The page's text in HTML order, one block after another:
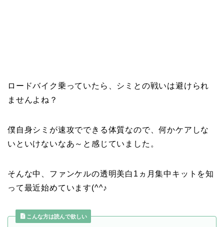
ロードバイク乗っていたら、シミとの戦いは避けられ
ませんよね？
僕自身シミが速攻でできる体質なので、何かケアしな
いといけないなあ～と感じていました。
そんな中、ファンケルの透明美白1ヵ月集中キットを知
って最近始めています(^^♪
こんな方は読んで欲しい